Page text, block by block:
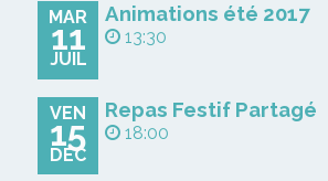
MAR
11
JUIL
Animations été 2017
13:30
VEN
15
DÉC
Repas Festif Partagé
18:00